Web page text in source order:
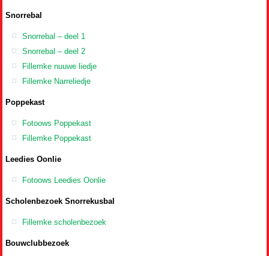
Snorrebal
Snorrebal – deel 1
Snorrebal – deel 2
Fillemke nuuwe liedje
Fillemke Narreliedje
Poppekast
Fotoows Poppekast
Fillemke Poppekast
Leedies Oonlie
Fotoows Leedies Oonlie
Scholenbezoek Snorrekusbal
Fillemke scholenbezoek
Bouwclubbezoek